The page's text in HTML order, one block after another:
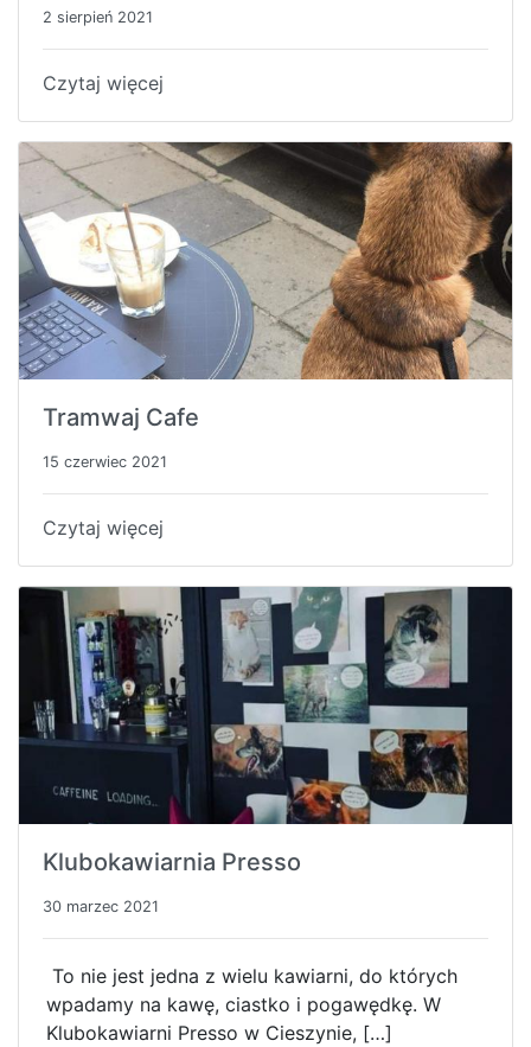
2 sierpień 2021
Czytaj więcej
Tramwaj Cafe
15 czerwiec 2021
Czytaj więcej
Klubokawiarnia Presso
30 marzec 2021
To nie jest jedna z wielu kawiarni, do których
wpadamy na kawę, ciastko i pogawędkę. W
Klubokawiarni Presso w Cieszynie, […]